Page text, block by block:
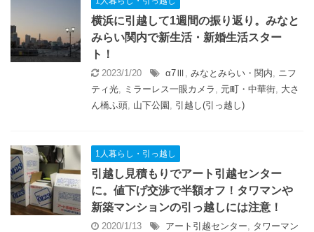
横浜に引越して1週間の振り返り。みなと
みらい関内で新生活・新婚生活スター
ト！
2023/1/20 α7Ⅲ , みなとみらい・関内, ニフ
ティ光, ミラーレス一眼カメラ , 元町・中華街, 大さ
ん橋ふ頭, 山下公園 , 引越し(引っ越し)
1人暮らし・引っ越し
引越し見積もりでアート引越センター
に。値下げ交渉で半額オフ！タワマンや
新築マンションの引っ越しには注意！
2020/1/13 アート引越センター, タワーマン